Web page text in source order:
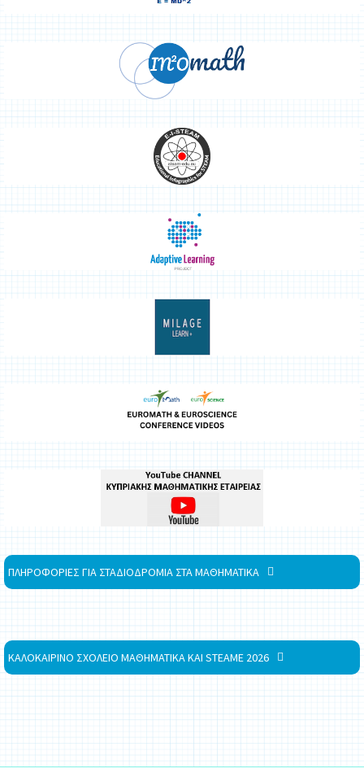
ΠΛΗΡΟΦΟΡΙΕΣ ΓΙΑ ΣΤΑΔΙΟΔΡΟΜΙΑ ΣΤΑ ΜΑΘΗΜΑΤΙΚΑ
ΚΑΛΟΚΑΙΡΙΝΟ ΣΧΟΛΕΙΟ ΜΑΘΗΜΑΤΙΚΑ ΚΑΙ STEAME 2026